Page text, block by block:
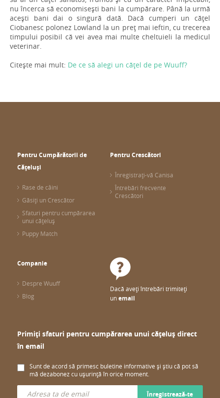
nu încerca să economisești bani la cumpărare. Până la urmă
acești bani dai o singură dată. Dacă cumperi un cățel
Ciobanesc polonez Lowland la un preț mai ieftin, cu trecerea
timpului posibil că vei avea mai multe cheltuieli la medicul
veterinar.
Citește mai mult: De ce să alegi un cățel de pe Wuuff?
Pentru Cumpărătorii de
Cățeluși
Rase de câini
Găsiți un Crescător
Sfaturi pentru cumpărarea
unui cățeluș
Puppy Match
Pentru Crescători
Înregistrați-vă Canisa
Întrebări frecvente
Crescători
Companie
Despre Wuuff
Blog
Dacă aveți întrebări trimiteți
unemail
Primiți sfaturi pentru cumpărarea unui cățeluș direct
în email
Sunt de acord să primesc buletine informative și știu că pot să
mă dezabonez cu ușurință în orice moment.
Înregistrează-te